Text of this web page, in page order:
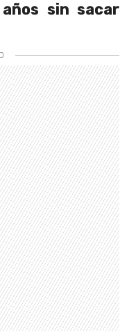
sin sacar